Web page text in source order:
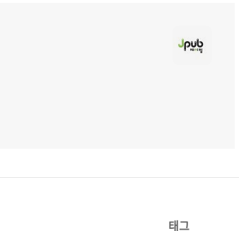
태그